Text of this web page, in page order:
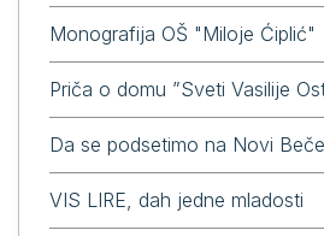
Monografija OŠ "Miloje Ćiplić"
Priča o domu ”Sveti Vasilije
Da se podsetimo na Novi
VIS LIRE, dah jedne mladosti